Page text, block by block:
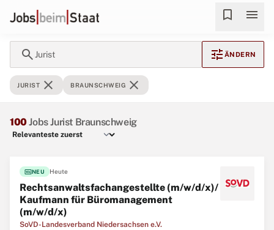
bookmark menu
search Jurist tune ÄNDERN
JURIST close BRAUNSCHWEIG close
100Jobs Jurist Braunschweig
fiber_newNEU Heute
Rechtsanwaltsfachangestellte (m/w/d/x)/
Kaufmann für Büromanagement
(m/w/d/x)
SoVD-Landesverband Niedersachsen e.V.